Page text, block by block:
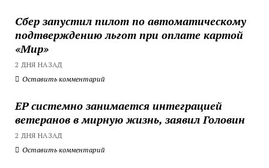
Сбер запустил пилот по автоматическому
подтверждению льгот при оплате картой
«Мир»
2 ДНЯ НАЗАД
Оставить комментарий
ЕР системно занимается интеграцией
ветеранов в мирную жизнь, заявил Головин
2 ДНЯ НАЗАД
Оставить комментарий